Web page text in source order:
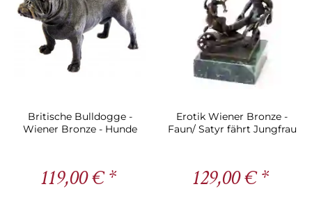
Britische Bulldogge -
Wiener Bronze - Hunde
119,00 € *
Erotik Wiener Bronze -
Faun/ Satyr fährt Jungfrau
129,00 € *